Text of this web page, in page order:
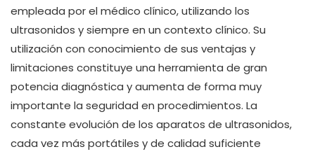
empleada por el médico clínico, utilizando los
ultrasonidos y siempre en un contexto clínico. Su
utilización con conocimiento de sus ventajas y
limitaciones constituye una herramienta de gran
potencia diagnóstica y aumenta de forma muy
importante la seguridad en procedimientos. La
constante evolución de los aparatos de ultrasonidos,
cada vez más portátiles y de calidad suficiente